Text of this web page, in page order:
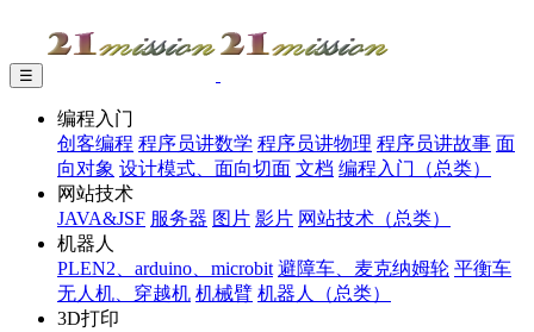
☰
编程入门
创客编程 程序员讲数学 程序员讲物理 程序员讲故事 面
向对象 设计模式、面向切面 文档 编程入门（总类）
网站技术
JAVA&JSF 服务器 图片 影片 网站技术（总类）
机器人
PLEN2、arduino、microbit 避障车、麦克纳姆轮 平衡车
无人机、穿越机 机械臂 机器人（总类）
3D打印